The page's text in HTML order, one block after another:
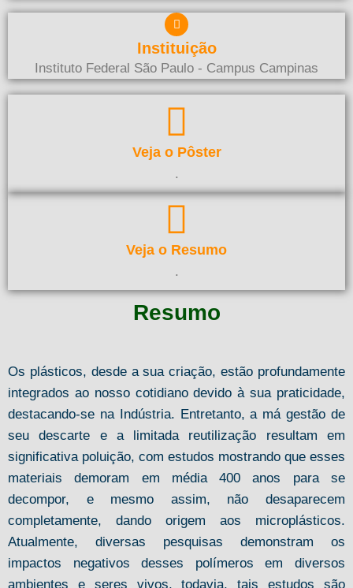
Instituição
Instituto Federal São Paulo - Campus Campinas
Veja o Pôster
.
Veja o Resumo
.
Resumo
Os plásticos, desde a sua criação, estão profundamente
integrados ao nosso cotidiano devido à sua praticidade,
destacando-se na Indústria. Entretanto, a má gestão de
seu descarte e a limitada reutilização resultam em
significativa poluição, com estudos mostrando que esses
materiais demoram em média 400 anos para se
decompor, e mesmo assim, não desaparecem
completamente, dando origem aos microplásticos.
Atualmente, diversas pesquisas demonstram os
impactos negativos desses polímeros em diversos
ambientes e seres vivos, todavia, tais estudos são